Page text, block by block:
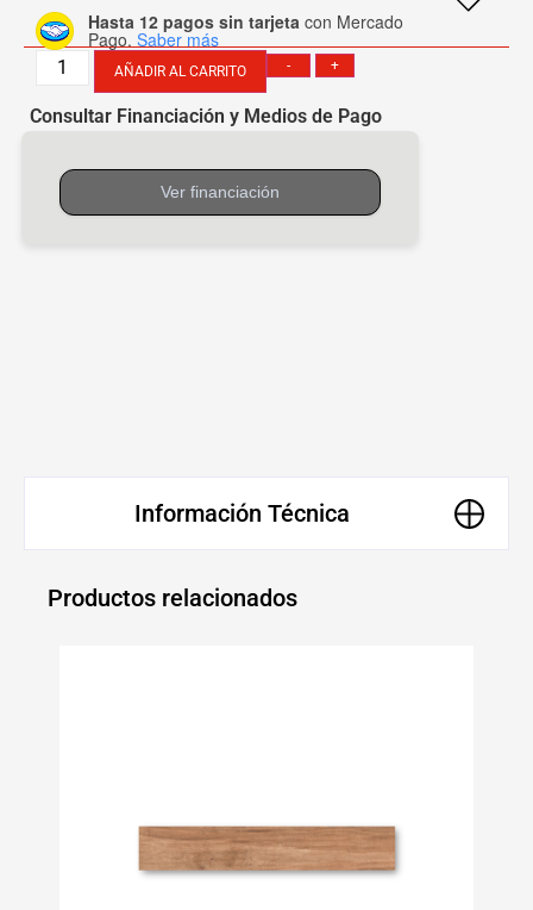
Hasta 12 pagos sin tarjeta con Mercado
Pago. Saber más
- +
AÑADIR AL CARRITO
Consultar Financiación y Medios de Pago
Información Técnica
Productos relacionados